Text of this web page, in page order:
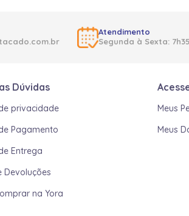
Atendimento
Segunda à Sexta:
Dúvidas
privacidade
Pagamento
Entrega
Devoluções
na Yora
Meus
Meus